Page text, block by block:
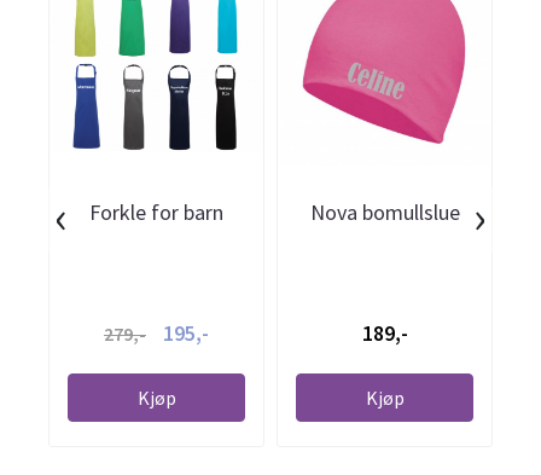
Forkle for barn
279,- 195,-
Kjøp
Nova bomullslue
189,-
Kjøp
‹ ›